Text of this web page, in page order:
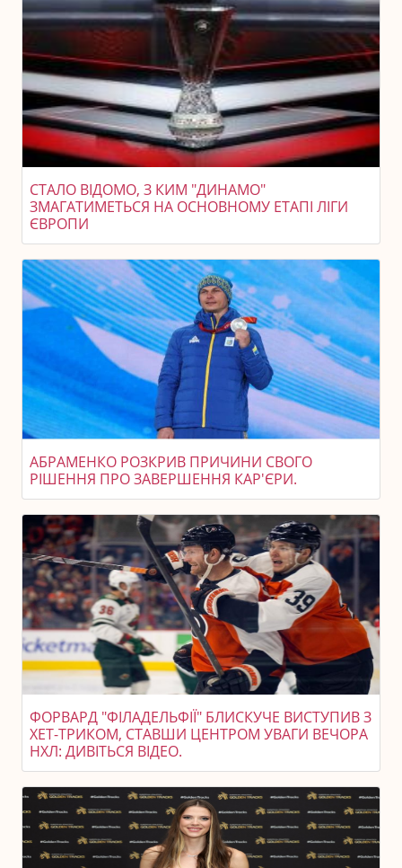
СТАЛО ВІДОМО, З КИМ "ДИНАМО"
ЗМАГАТИМЕТЬСЯ НА ОСНОВНОМУ ЕТАПІ ЛІГИ
ЄВРОПИ
АБРАМЕНКО РОЗКРИВ ПРИЧИНИ СВОГО
РІШЕННЯ ПРО ЗАВЕРШЕННЯ КАР'ЄРИ.
ФОРВАРД "ФІЛАДЕЛЬФІЇ" БЛИСКУЧЕ ВИСТУПИВ З
ХЕТ-ТРИКОМ, СТАВШИ ЦЕНТРОМ УВАГИ ВЕЧОРА
НХЛ: ДИВІТЬСЯ ВІДЕО.